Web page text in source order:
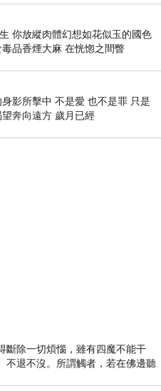
你放縱肉體幻想如花似玉的國色
品香煙大麻 在恍惚之間瞥
影所擊中 不是愛 也不是罪 只是
奔向遠方 歲月已經
斷除一切煩惱，雖有四魔不能干
不退不沒。所謂觸者，若在佛邊聽